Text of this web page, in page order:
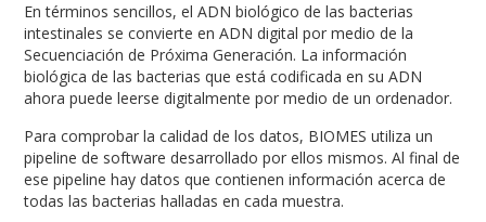
En términos sencillos, el ADN biológico de las bacterias
intestinales se convierte en ADN digital por medio de la
Secuenciación de Próxima Generación. La información
biológica de las bacterias que está codificada en su ADN
ahora puede leerse digitalmente por medio de un ordenador.
Para comprobar la calidad de los datos, BIOMES utiliza un
pipeline de software desarrollado por ellos mismos. Al final de
ese pipeline hay datos que contienen información acerca de
todas las bacterias halladas en cada muestra.